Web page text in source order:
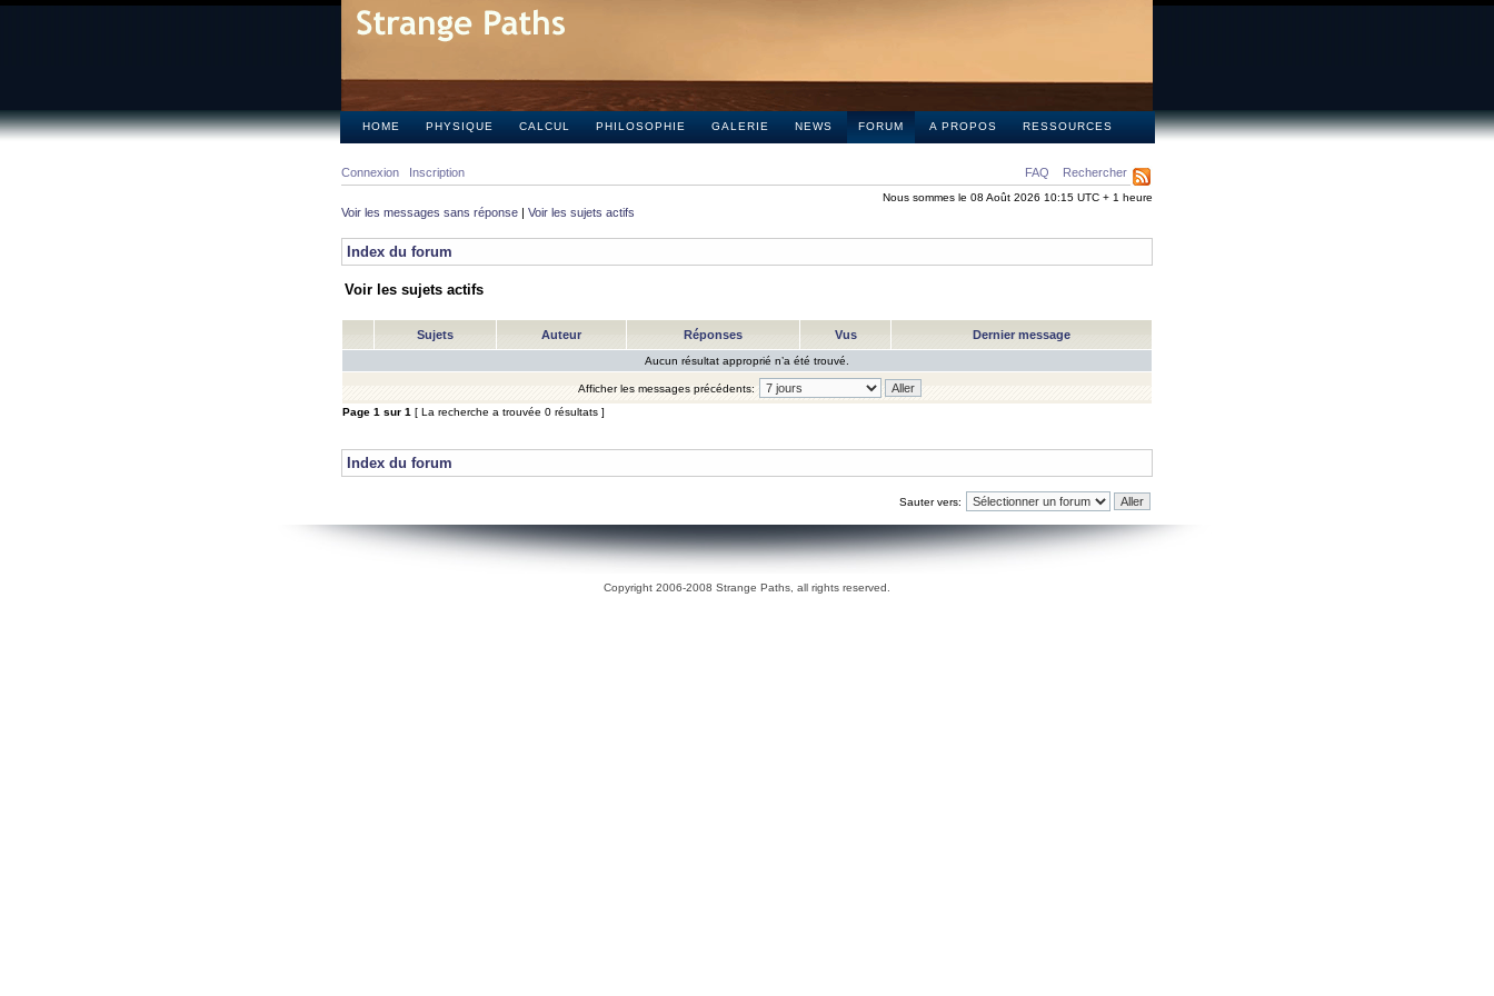
HOME PHYSIQUE CALCUL PHILOSOPHIE GALERIE NEWS FORUM A PROPOS RESSOURCES
FAQ Rechercher
Connexion Inscription
Nous sommes le 08 Août 2026 10:15 UTC + 1 heure
Voir les messages sans réponse | Voir les sujets actifs
Index du forum
Voir les sujets actifs
Sujets Auteur Réponses Vus Dernier message
Aucun résultat approprié n’a été trouvé.
Afficher les messages précédents:
Page 1 sur 1 [ La recherche a trouvée 0 résultats ]
Index du forum
Sauter vers:
Copyright 2006-2008 Strange Paths, all rights reserved.